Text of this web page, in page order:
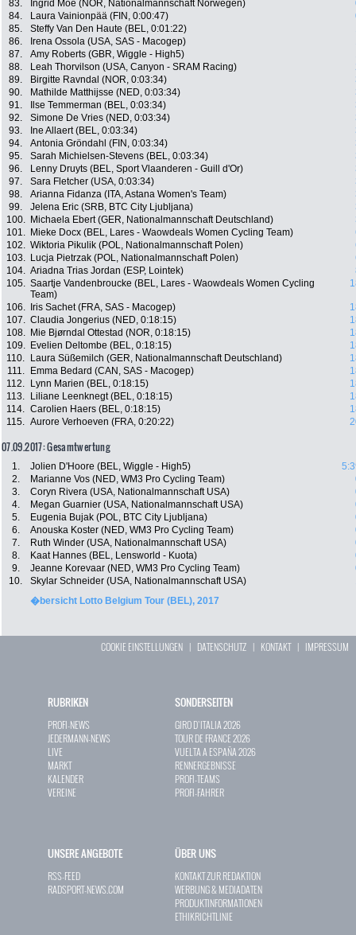
83.
Ingrid Moe (NOR, Nationalmannschaft Norwegen)
84.
Laura Vainionpää (FIN, 0:00:47)
85.
Steffy Van Den Haute (BEL, 0:01:22)
86.
Irena Ossola (USA, SAS - Macogep)
87.
Amy Roberts (GBR, Wiggle - High5)
88.
Leah Thorvilson (USA, Canyon - SRAM Racing)
89.
Birgitte Ravndal (NOR, 0:03:34)
90.
Mathilde Matthijsse (NED, 0:03:34)
91.
Ilse Temmerman (BEL, 0:03:34)
92.
Simone De Vries (NED, 0:03:34)
93.
Ine Allaert (BEL, 0:03:34)
94.
Antonia Gröndahl (FIN, 0:03:34)
95.
Sarah Michielsen-Stevens (BEL, 0:03:34)
96.
Lenny Druyts (BEL, Sport Vlaanderen - Guill d'Or)
97.
Sara Fletcher (USA, 0:03:34)
98.
Arianna Fidanza (ITA, Astana Women's Team)
99.
Jelena Eric (SRB, BTC City Ljubljana)
100.
Michaela Ebert (GER, Nationalmannschaft Deutschland)
101.
Mieke Docx (BEL, Lares - Waowdeals Women Cycling Team)
102. Wiktoria Pikulik (POL, Nationalmannschaft Polen)
103.
Lucja Pietrzak (POL, Nationalmannschaft Polen)
104. Ariadna Trias Jordan (ESP, Lointek)
105. Saartje Vandenbroucke (BEL, Lares - Waowdeals Women Cycling
Team)
106. Iris Sachet (FRA, SAS - Macogep)
107. Claudia Jongerius (NED, 0:18:15)
108.
Mie Bjørndal Ottestad (NOR, 0:18:15)
109.
Evelien Deltombe (BEL, 0:18:15)
110.
Laura Süßemilch (GER, Nationalmannschaft Deutschland)
111.
Emma Bedard (CAN, SAS - Macogep)
112.
Lynn Marien (BEL, 0:18:15)
113.
Liliane Leenknegt (BEL, 0:18:15)
114. Carolien Haers (BEL, 0:18:15)
115. Aurore Verhoeven (FRA, 0:20:22)
07.09.2017: Gesamtwertung
1. Jolien D'Hoore (BEL, Wiggle - High5)
2.
Marianne Vos (NED, WM3 Pro Cycling Team)
3.
Coryn Rivera (USA, Nationalmannschaft USA)
4.
Megan Guarnier (USA, Nationalmannschaft USA)
5.
Eugenia Bujak (POL, BTC City Ljubljana)
6.
Anouska Koster (NED, WM3 Pro Cycling Team)
7.
Ruth Winder (USA, Nationalmannschaft USA)
8.
Kaat Hannes (BEL, Lensworld - Kuota)
9.
Jeanne Korevaar (NED, WM3 Pro Cycling Team)
10.
Skylar Schneider (USA, Nationalmannschaft USA)
�bersicht Lotto Belgium Tour (BEL), 2017
COOKIE EINSTELLUNGEN | DATENSCHUTZ | KONTAKT| IMPRESSUM
RUBRIKEN
PROFI-NEWS
JEDERMANN-NEWS
LIVE
MARKT
KALENDER
VEREINE
SONDERSEITEN
GIRO D`ITALIA 2026
TOUR DE FRANCE 2026
VUELTA A ESPAÑA 2026
RENNERGEBNISSE
PROFI-TEAMS
PROFI-FAHRER
UNSERE ANGEBOTE
RSS-FEED
RADSPORT-NEWS.COM
ÜBER UNS
KONTAKT ZUR REDAKTION
WERBUNG & MEDIADATEN
PRODUKTINFORMATIONEN
ETHIKRICHTLINIE